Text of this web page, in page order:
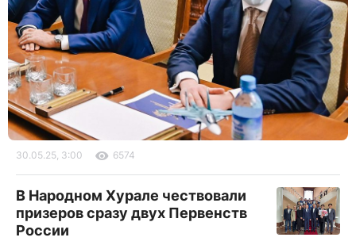
30.05.25, 3:00 6574
В Народном Хурале чествовали
призеров сразу двух Первенств
России